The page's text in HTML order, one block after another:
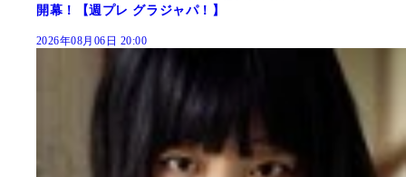
開幕！【週プレ グラジャパ！】
2026年08月06日 20:00